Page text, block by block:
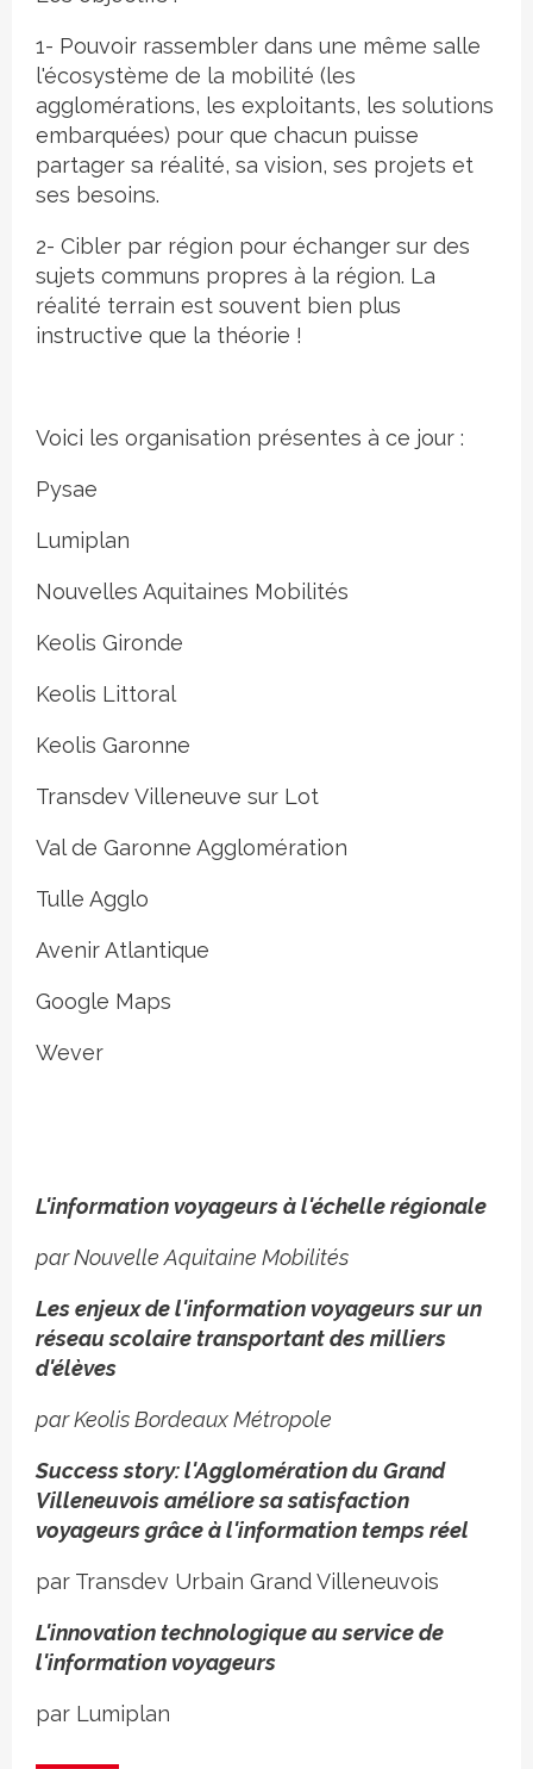
1- Pouvoir rassembler dans une même salle
l'écosystème de la mobilité (les
agglomérations, les exploitants, les solutions
embarquées) pour que chacun puisse
partager sa réalité, sa vision, ses projets et
ses besoins.
2- Cibler par région pour échanger sur des
sujets communs propres à la région. La
réalité terrain est souvent bien plus
instructive que la théorie !
Voici les organisation présentes à ce jour :
Pysae
Lumiplan
Nouvelles Aquitaines Mobilités
Keolis Gironde
Keolis Littoral
Keolis Garonne
Transdev Villeneuve sur Lot
Val de Garonne Agglomération
Tulle Agglo
Avenir Atlantique
Google Maps
Wever
L'information voyageurs à l'échelle régionale
par Nouvelle Aquitaine Mobilités
Les enjeux de l'information voyageurs sur un
réseau scolaire transportant des milliers
d'élèves
par Keolis Bordeaux Métropole
Success story: l'Agglomération du Grand
Villeneuvois améliore sa satisfaction
voyageurs grâce à l'information temps réel
par Transdev Urbain Grand Villeneuvois
L'innovation technologique au service de
l'information voyageurs
par Lumiplan